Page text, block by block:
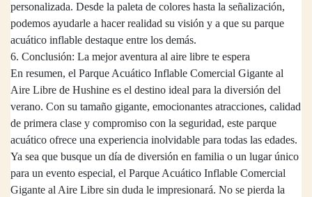
personalizada. Desde la paleta de colores hasta la señalización,
podemos ayudarle a hacer realidad su visión y a que su parque
acuático inflable destaque entre los demás.
6. Conclusión: La mejor aventura al aire libre te espera
En resumen, el Parque Acuático Inflable Comercial Gigante al
Aire Libre de Hushine es el destino ideal para la diversión del
verano. Con su tamaño gigante, emocionantes atracciones, calidad
de primera clase y compromiso con la seguridad, este parque
acuático ofrece una experiencia inolvidable para todas las edades.
Ya sea que busque un día de diversión en familia o un lugar único
para un evento especial, el Parque Acuático Inflable Comercial
Gigante al Aire Libre sin duda le impresionará. No se pierda la